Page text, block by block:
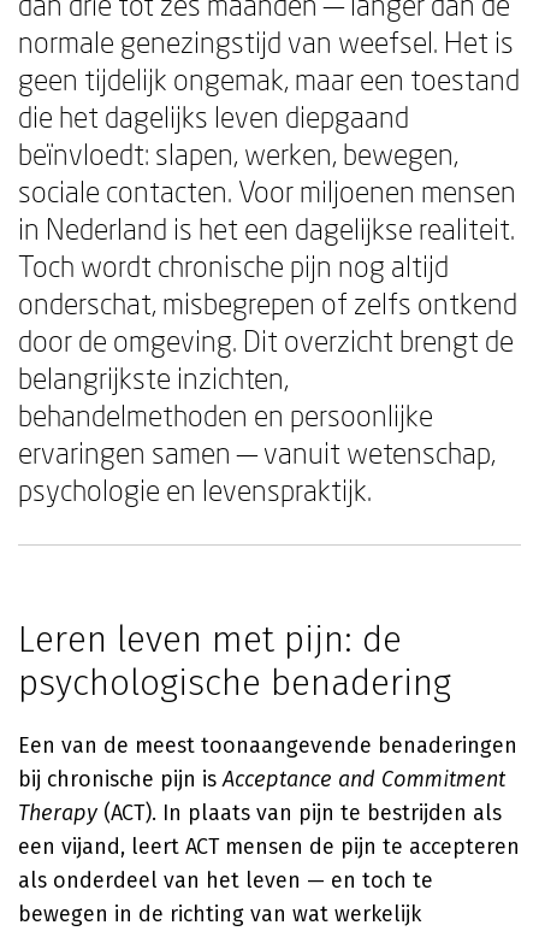
normale genezingstijd van weefsel. Het is
geen tijdelijk ongemak, maar een toestand
die het dagelijks leven diepgaand
beïnvloedt: slapen, werken, bewegen,
sociale contacten. Voor miljoenen mensen
in Nederland is het een dagelijkse realiteit.
Toch wordt chronische pijn nog altijd
onderschat, misbegrepen of zelfs ontkend
door de omgeving. Dit overzicht brengt de
belangrijkste inzichten,
behandelmethoden en persoonlijke
ervaringen samen — vanuit wetenschap,
psychologie en levenspraktijk.
Leren leven met pijn: de
psychologische benadering
Een van de meest toonaangevende benaderingen
bij chronische pijn isAcceptance and Commitment
Therapy (ACT). In plaats van pijn te bestrijden als
een vijand, leert ACT mensen de pijn te accepteren
als onderdeel van het leven — en toch te
bewegen in de richting van wat werkelijk